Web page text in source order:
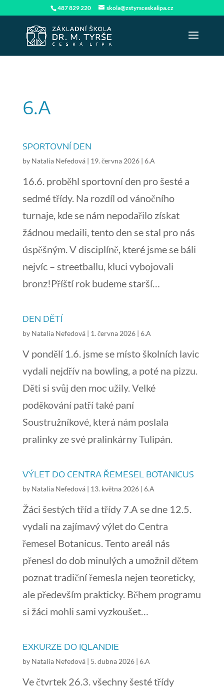
487 829 220 skola@zstyrsceskalipa.cz
6.A
SPORTOVNÍ DEN
by Natalia Nefedová| 19. června 2026| 6.A
16.6. proběhl sportovní den pro šesté a
sedmé třídy. Na rozdíl od vánočního
turnaje, kde se nám nepodařilo získat
žádnou medaili, tento den se stal pro nás
úspěšným. V disciplíně, které jsme se báli
nejvíc – streetballu, kluci vybojovali
bronz!Příští rok budeme starší…
DEN DĚTÍ
by Natalia Nefedová| 1. června 2026| 6.A
V pondělí 1.6. jsme se místo školních lavic
vydali nejdřív na bowling, a poté na pizzu.
Děti si svůj den moc užily. Velké
poděkování patří také paní
Soustružníkové, která nám poslala
pralinky ze své pralinkárny Tulipán.
VÝLET DO CENTRA ŘEMESEL BOTANICUS
by Natalia Nefedová| 13. května 2026| 6.A
Žáci šestých tříd a třídy 7.A se dne 12.5.
vydali na zajímavý výlet do Centra
řemesel Botanicus. Tento areál nás
přenesl do dob minulých a umožnil dětem
poznat tradiční řemesla nejen teoreticky,
ale především prakticky. Během programu
si žáci mohli sami vyzkoušet…
EXKURZE DO IQLANDIE
by Natalia Nefedová| 5. dubna 2026| 6.A
Ve čtvrtek 26.3. všechny šesté třídy